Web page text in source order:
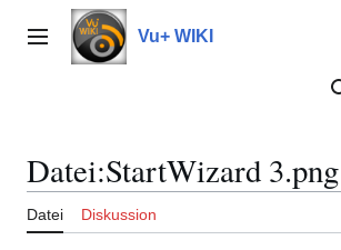
Inhalt
springenHauptmenü Vu+ WIKI
Datei:StartWizard 3.png
Datei Diskussion